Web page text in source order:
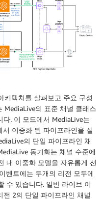
키텍처를 살펴보고 주요 구성
MediaLive의 표준 채널 클래스
. 이 모드에서 MediaLive는
이중화 된 파이프라인을 실
의 단일 파이프라인 채
동기화는 채널 수준에
내 이중화 모델을 자유롭게 선
벤트에는 두개의 리전 모두에
수 있습니다. 일반 라이브 이
2의 단일 파이프라인 채널